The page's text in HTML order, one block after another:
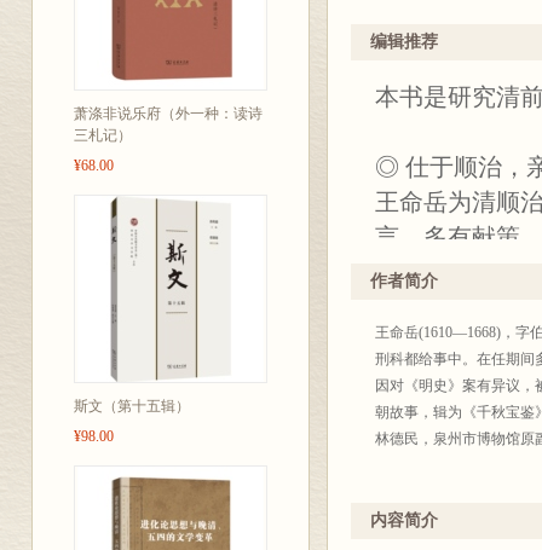
萧涤非说乐府（外一种：读诗
三札记）
¥68.00
斯文（第十五辑）
¥98.00
编辑推荐
本书是研究清
◎ 仕于顺治，
王命岳为清顺
言，多有献策
熙初因其对《
解，多见于其
等均有重要价
◎奏疏详实，
王命岳所撰《
措，民间之扰
作者简介
王命岳(1610—1668)，字
刑科都给事中。在任期间
因对《明史》案有异议
朝故事，辑为《千秋宝鉴
林德民，泉州市博物馆原
内容简介